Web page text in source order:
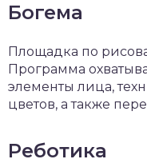
Богема
Площадка по
Программа
элементы лица,
цветов, а также
Реботика